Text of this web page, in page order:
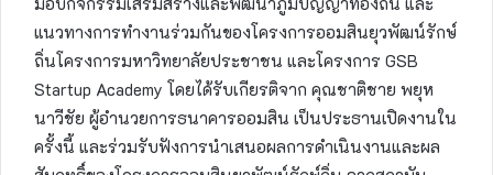
แนวทางการทำงานร่วมกันของโครงการออมสินยุวพัฒน์รักษ์
ถิ่นโครงการมหาวิทยาลัยประชาชน และโครงการ GSB
Startup Academy โดยได้รับเกียรติจาก คุณชาติชาย พยุห
นาวีชัย ผู้อำนวยการธนาคารออมสิน เป็นประธานเปิดงานใน
ครั้งนี้ และร่วมรับฟังการนำเสนอผลการดำเนินงานและผล